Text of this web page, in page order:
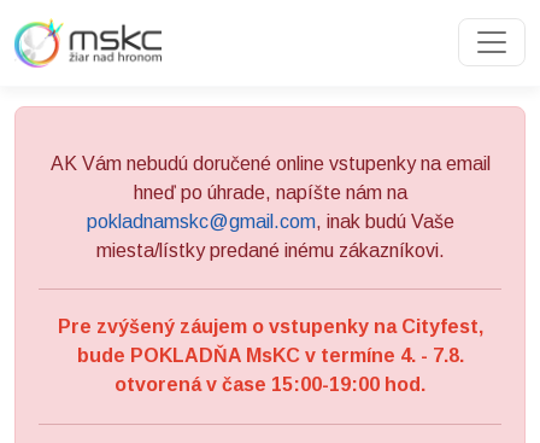
AK Vám nebudú doručené online vstupenky na email
hneď po úhrade, napíšte nám na
pokladnamskc@gmail.com, inak budú Vaše
miesta/lístky predané inému zákazníkovi.
Pre zvýšený záujem o vstupenky na Cityfest,
bude POKLADŇA MsKC v termíne 4. - 7.8.
otvorená v čase 15:00-19:00 hod.